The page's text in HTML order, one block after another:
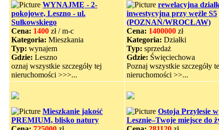
WYNAJMĘ - 2-
pokojowe, Leszno - ul.
Sułkowskiego
Cena: 1400 zł / m-c
Kategoria: Mieszkania
Typ: wynajem
Gdzie: Leszno
oznaj wszystkie szczegóły tej
nieruchomości >>>...
rewelacyjna
inwestycyjna przy węźle S5
(POZNAŃ/WROCŁAW)
Cena: 1400000 zł
Kategoria: Działki
Typ: sprzedaż
Gdzie: Święciechowa
Poznaj wszystkie szczegóły
nieruchomości >>...
Mieszkanie jakość
PREMIUM, blisko natury
Ostoja Przylesie w
Lesznie–Twoje miejsce do